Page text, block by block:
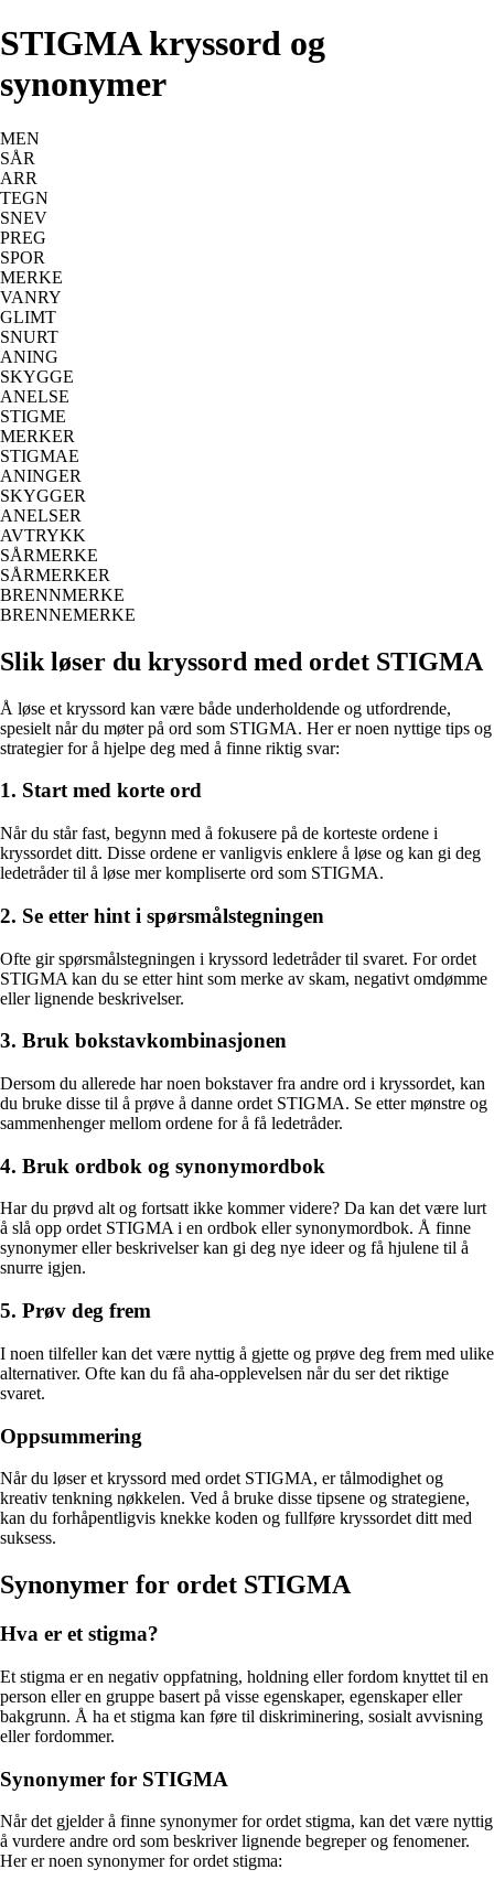
STIGMA kryssord og
synonymer
MEN
SÅR
ARR
TEGN
SNEV
PREG
SPOR
MERKE
VANRY
GLIMT
SNURT
ANING
SKYGGE
ANELSE
STIGME
MERKER
STIGMAE
ANINGER
SKYGGER
ANELSER
AVTRYKK
SÅRMERKE
SÅRMERKER
BRENNMERKE
BRENNEMERKE
Slik løser du kryssord med ordet STIGMA
Å løse et kryssord kan være både underholdende og utfordrende,
spesielt når du møter på ord som STIGMA. Her er noen nyttige tips og
strategier for å hjelpe deg med å finne riktig svar:
1. Start med korte ord
Når du står fast, begynn med å fokusere på de korteste ordene i
kryssordet ditt. Disse ordene er vanligvis enklere å løse og kan gi deg
ledetråder til å løse mer kompliserte ord som STIGMA.
2. Se etter hint i spørsmålstegningen
Ofte gir spørsmålstegningen i kryssord ledetråder til svaret. For ordet
STIGMA kan du se etter hint som merke av skam, negativt omdømme
eller lignende beskrivelser.
3. Bruk bokstavkombinasjonen
Dersom du allerede har noen bokstaver fra andre ord i kryssordet, kan
du bruke disse til å prøve å danne ordet STIGMA. Se etter mønstre og
sammenhenger mellom ordene for å få ledetråder.
4. Bruk ordbok og synonymordbok
Har du prøvd alt og fortsatt ikke kommer videre? Da kan det være lurt
å slå opp ordet STIGMA i en ordbok eller synonymordbok. Å finne
synonymer eller beskrivelser kan gi deg nye ideer og få hjulene til å
snurre igjen.
5. Prøv deg frem
I noen tilfeller kan det være nyttig å gjette og prøve deg frem med ulike
alternativer. Ofte kan du få aha-opplevelsen når du ser det riktige
svaret.
Oppsummering
Når du løser et kryssord med ordet STIGMA, er tålmodighet og
kreativ tenkning nøkkelen. Ved å bruke disse tipsene og strategiene,
kan du forhåpentligvis knekke koden og fullføre kryssordet ditt med
suksess.
Synonymer for ordet STIGMA
Hva er et stigma?
Et stigma er en negativ oppfatning, holdning eller fordom knyttet til en
person eller en gruppe basert på visse egenskaper, egenskaper eller
bakgrunn. Å ha et stigma kan føre til diskriminering, sosialt avvisning
eller fordommer.
Synonymer for STIGMA
Når det gjelder å finne synonymer for ordet stigma, kan det være nyttig
å vurdere andre ord som beskriver lignende begreper og fenomener.
Her er noen synonymer for ordet stigma: